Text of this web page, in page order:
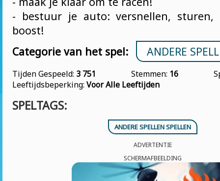
- bestuur je auto: versnellen,
boost!
Categorie van het spel:
ANDERE
Tijden Gespeeld: 3 751 Stemmen: 16
Leeftijdsbeperking: Voor Alle Leeftijden
SPELTAGS:
ANDERE SPELLEN SPELLEN
ADVERTENTIE
SCHERMAFBEELDING